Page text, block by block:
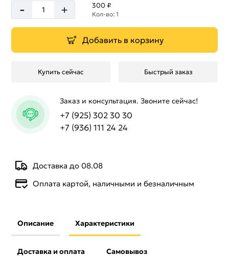
Доставка до 08.08
Оплата картой, наличными и безналичным
- + 300 ₽
Кол-во: 1
Добавить в корзину
Купить сейчас Быстрый заказ
Заказ и консультация. Звоните сейчас!
+7 (925) 302 30 30
+7 (936) 111 24 24
Описание Характеристики
Доставка и оплата Самовывоз